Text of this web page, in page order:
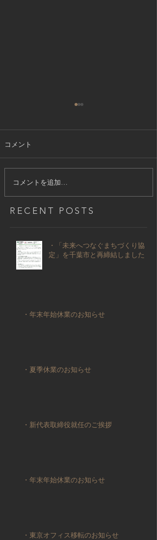
拝啓 師走の候、ますますご健
勝のこととお喜び申し上げま
す。平素は格別のご高配を賜
り、厚くお礼申し上げます。 さ
て、弊社では年末年始の休業日
には大変ご迷惑をおかけいたし
うお願い申し上げます。
■年
コメント
コメントを追加…
RECENT POSTS
・「未来へつなぐまちづくり協
定」を千葉市と再締結しました
・年末年始休業のお知らせ
・夏季休業のお知らせ
・新代表取締役就任のご挨拶
・年末年始休業のお知らせ
・東京オフィス移転のお知らせ